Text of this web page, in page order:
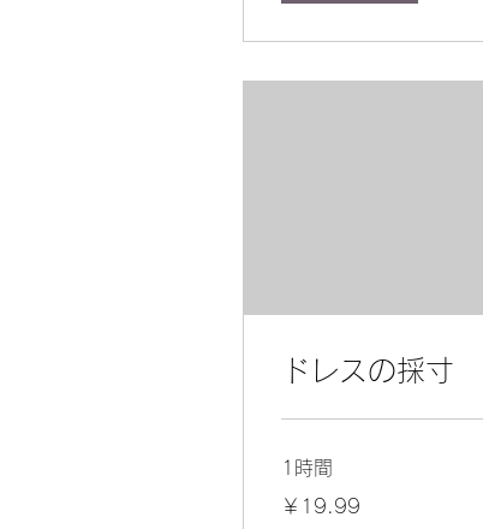
ドレスの採寸
1時間
円
￥19.99